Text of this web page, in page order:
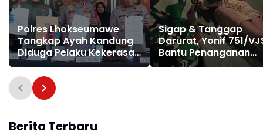
Polres Lhokseumawe
Tangkap Ayah Kandung
Diduga Pelaku Kekerasan
Seksual Anak
Sigap & Tanggap
Darurat, Yonif 751/
Bantu Penanganan
Warga Diduga
Berita Terbaru